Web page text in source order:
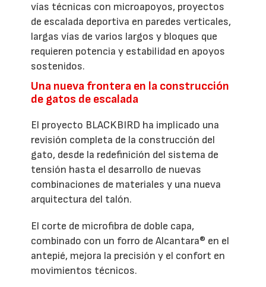
vías técnicas con microapoyos, proyectos
de escalada deportiva en paredes verticales,
largas vías de varios largos y bloques que
requieren potencia y estabilidad en apoyos
sostenidos.
Una nueva frontera en la construcción
de gatos de escalada
El proyecto BLACKBIRD ha implicado una
revisión completa de la construcción del
gato, desde la redefinición del sistema de
tensión hasta el desarrollo de nuevas
combinaciones de materiales y una nueva
arquitectura del talón.
El corte de microfibra de doble capa,
combinado con un forro de Alcantara® en el
antepié, mejora la precisión y el confort en
movimientos técnicos.